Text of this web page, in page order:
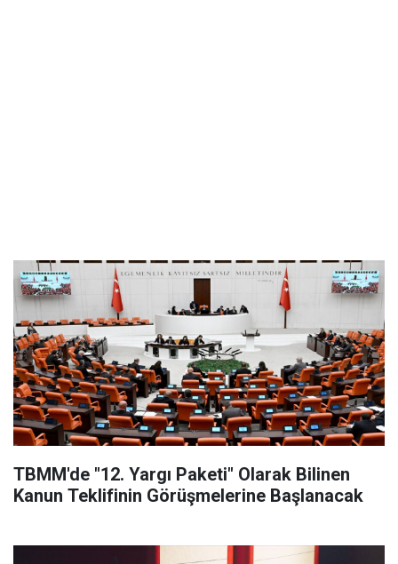
TBMM'de "12. Yargı Paketi" Olarak Bilinen
Kanun Teklifinin Görüşmelerine Başlanacak